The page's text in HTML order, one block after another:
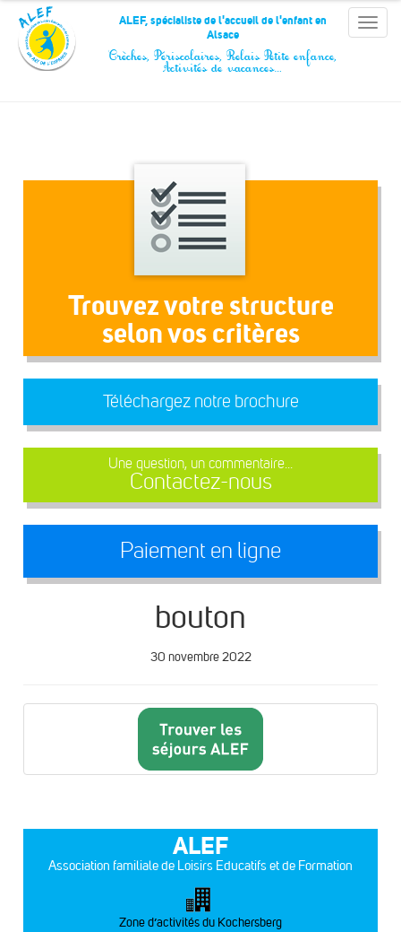
Panneau de gestion des cookies
Toggle
ALEF, spécialiste de l'accueil de l'enfant en
Alsace
Crèches, Périscolaires, Relais Petite enfance,
Activités de vacances…
Trouvez votre structure
selon vos critères
Téléchargez notre brochure
Une question, un commentaire...
Contactez-nous
Paiement en ligne
bouton
30 novembre 2022
ALEF
Association familiale de Loisirs Educatifs et de Formation
Zone d’activités du Kochersberg